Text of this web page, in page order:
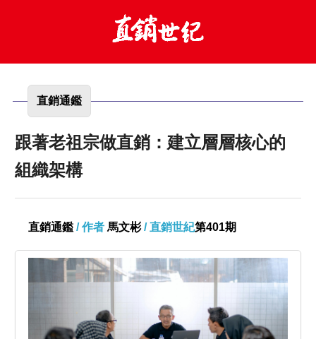
直銷通鑑
跟著老祖宗做直銷：建立層層核心的
組織架構
直銷通鑑 / 作者 馬文彬 / 直銷世紀第401期